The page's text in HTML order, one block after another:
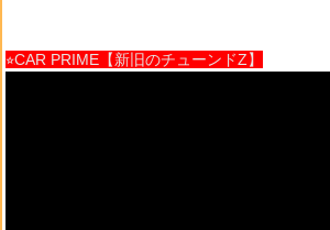
⭐︎CAR PRIME【新旧のチューンドZ】